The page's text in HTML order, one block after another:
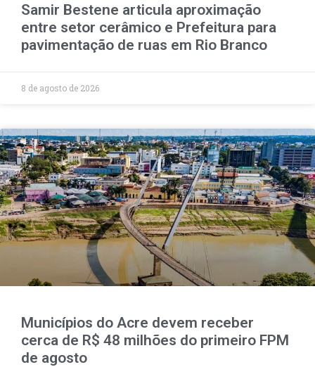
Samir Bestene articula aproximação
entre setor cerâmico e Prefeitura para
pavimentação de ruas em Rio Branco
8 de agosto de 2026
Municípios do Acre devem receber
cerca de R$ 48 milhões do primeiro FPM
de agosto